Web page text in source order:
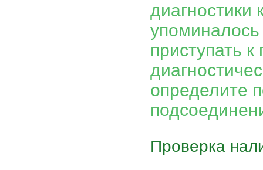
диагностики
приступать
определите
Проверка